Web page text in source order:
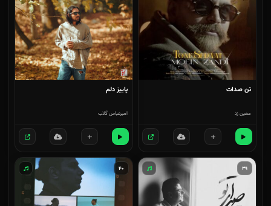
تن صدات
معین زد
پاییز دلم
امیرعباس گلاب
۳۹ ۴۰